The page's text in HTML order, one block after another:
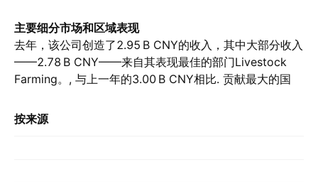
主要细分市场和区域表现
去年，该公司创造了‪2.95 B‬ CNY的收入，其中大部分收入
——‪2.78 B‬ CNY——来自其表现最佳的部门Livestock
Farming。, 与上一年的‪3.00 B‬ CNY相比. 贡献最大的国
前一年的‪3.14 B‬ CNY.
按来源